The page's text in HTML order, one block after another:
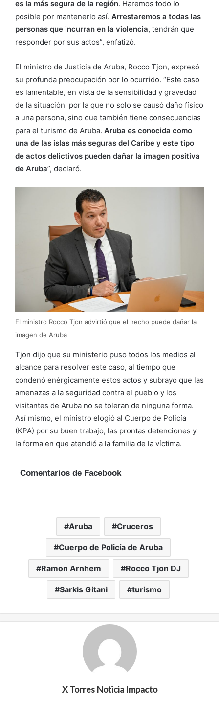
es la más segura de la región. Haremos todo lo
posible por mantenerlo así. Arrestaremos a todas las
personas que incurran en la violencia, tendrán que
responder por sus actos”, enfatizó.
El ministro de Justicia de Aruba, Rocco Tjon, expresó
su profunda preocupación por lo ocurrido. “Este caso
es lamentable, en vista de la sensibilidad y gravedad
de la situación, por la que no solo se causó daño físico
a una persona, sino que también tiene consecuencias
para el turismo de Aruba. Aruba es conocida como
una de las islas más seguras del Caribe y este tipo
de actos delictivos pueden dañar la imagen positiva
de Aruba”, declaró.
El ministro Rocco Tjon advirtió que el hecho puede dañar la
imagen de Aruba
Tjon dijo que su ministerio puso todos los medios al
alcance para resolver este caso, al tiempo que
condenó enérgicamente estos actos y subrayó que las
amenazas a la seguridad contra el pueblo y los
visitantes de Aruba no se toleran de ninguna forma.
Así mismo, el ministro elogió al Cuerpo de Policía
(KPA) por su buen trabajo, las prontas detenciones y
la forma en que atendió a la familia de la víctima.
Comentarios de Facebook
Aruba Cruceros
Cuerpo de Policía de Aruba
Ramon Arnhem Rocco Tjon DJ
Sarkis Gitani turismo
X Torres Noticia Impacto